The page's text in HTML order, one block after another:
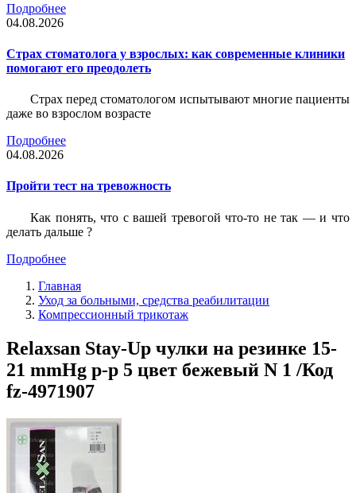
Подробнее
04.08.2026
Страх стоматолога у взрослых: как современные клиники
помогают его преодолеть
Страх перед стоматологом испытывают многие пациенты
даже во взрослом возрасте
Подробнее
04.08.2026
Пройти тест на тревожность
Как понять, что с вашей тревогой что-то не так — и что
делать дальше ?
Подробнее
Главная
Уход за больными, средства реабилитации
Компрессионный трикотаж
Relaxsan Stay-Up чулки на резинке 15-
21 mmHg р-р 5 цвет бежевый N 1 /Код
fz-4971907